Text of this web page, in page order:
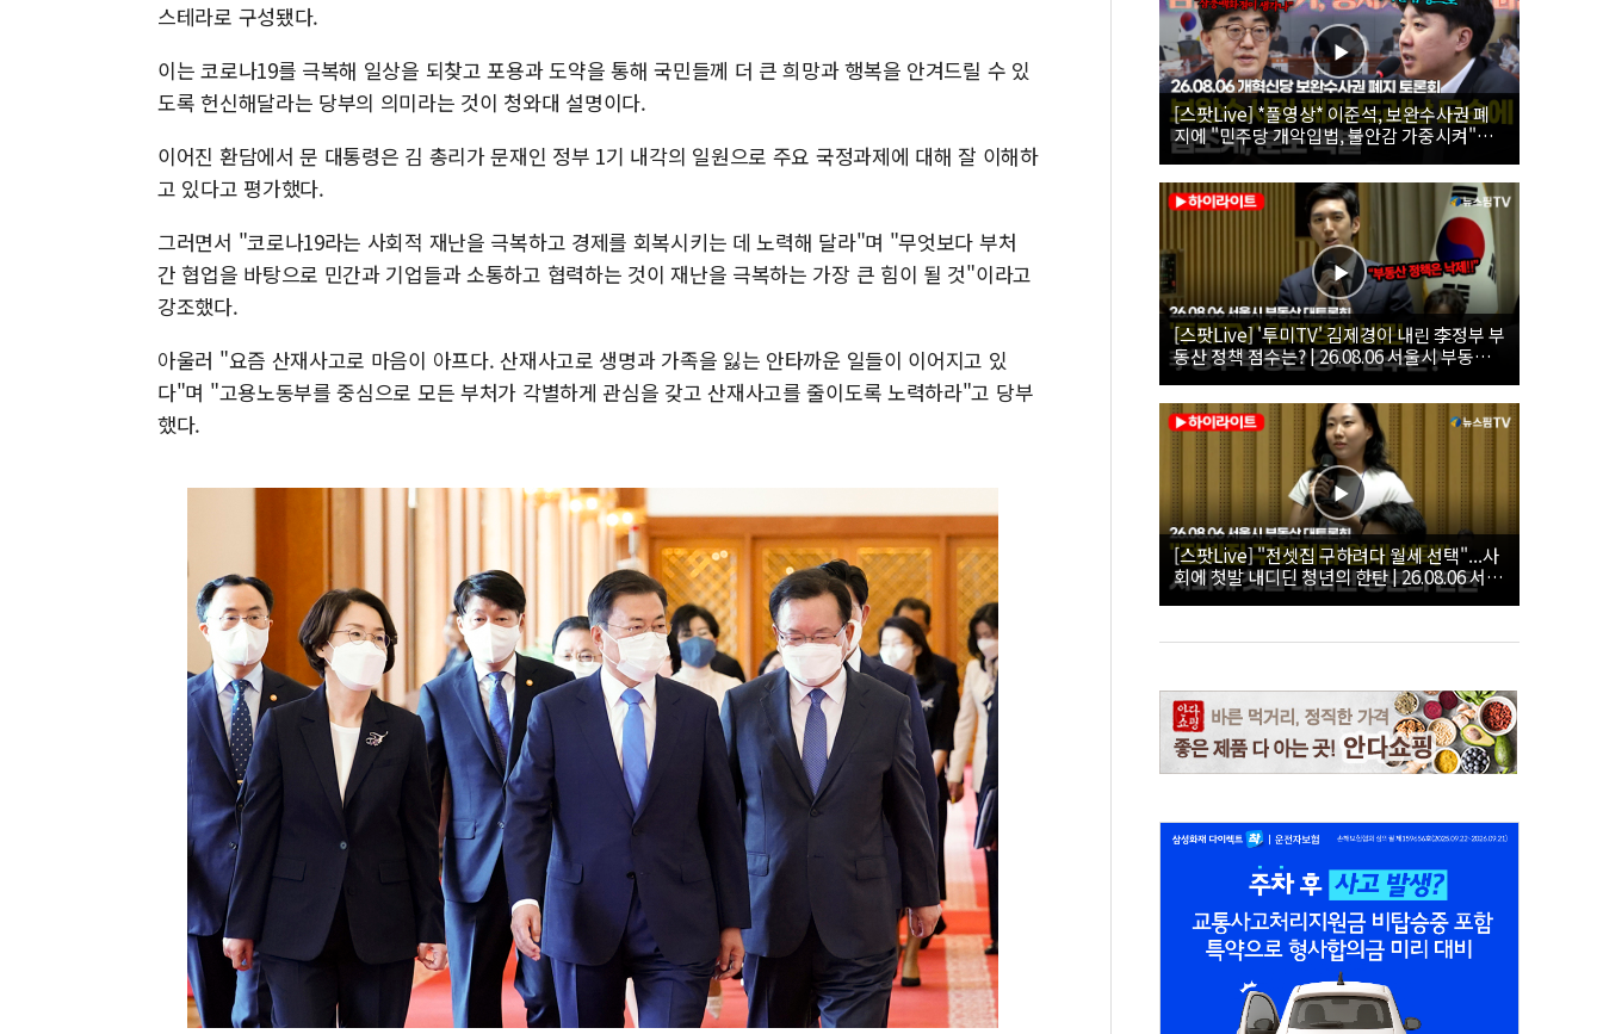
스테라로 구성됐다.
이는 코로나19를 극복해 일상을 되찾고 포용과 도약을 통해 국민들께 더 큰 희망과 행복을 안겨드릴 수 있
도록 헌신해달라는 당부의 의미라는 것이 청와대 설명이다.
이어진 환담에서 문 대통령은 김 총리가 문재인 정부 1기 내각의 일원으로 주요 국정과제에 대해 잘 이해하
고 있다고 평가했다.
그러면서 "코로나19라는 사회적 재난을 극복하고 경제를 회복시키는 데 노력해 달라"며 "무엇보다 부처
간 협업을 바탕으로 민간과 기업들과 소통하고 협력하는 것이 재난을 극복하는 가장 큰 힘이 될 것"이라고
강조했다.
아울러 "요즘 산재사고로 마음이 아프다. 산재사고로 생명과 가족을 잃는 안타까운 일들이 이어지고 있
다"며 "고용노동부를 중심으로 모든 부처가 각별하게 관심을 갖고 산재사고를 줄이도록 노력하라"고 당부
했다.
[스팟Live] *풀영상* 이준석, 보완수사권 폐
지에 "민주당 개악입법, 불안감 가중시켜"｜
26.08.06 개혁신당 보완수사권 폐지 토론회
[스팟Live] '투미TV' 김제경이 내린 李정부 부
동산 정책 점수는? | 26.08.06 서울시 부동산
대토론회
[스팟Live] "전셋집 구하려다 월세 선택"...사
회에 첫발 내디딘 청년의 한탄 | 26.08.06 서울
시 부동산 대토론회